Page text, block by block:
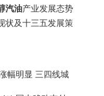
汽油产业发展态势
状及十三五发展策
幅明显 三四线城